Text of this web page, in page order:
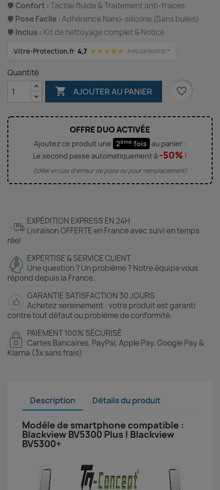
🛡️ Confort :Tactile fluide & Traitement anti-traces
🛡️ Pose Facile :Adhérence Nano-silicone (Sans bulles)
🛡️ Inclus : Kit de nettoyage complet & Notice
Vitre-Protection.fr 4,7 ★★★★★ AVIS GARANTIS™
Quantité
 AJOUTER AU PANIER favorite_border
OFFRE DUO ACTIVÉE
Ajoutez ce produit une 2ème fois au panier :
Le second passe automatiquement à -50% !
(Idéal en cas d'erreur de pose ou pour remplacement)
EXPÉDITION EXPRESS EN 24H
Livraison OFFERTE en France avec suivi en temps
réel
EXPERTISE & SERVICE CLIENT
Une question ? Un problème ? Notre équipe vous
répond depuis la France.
GARANTIE SATISFACTION 30 JOURS
Achetez sereinement : votre produit est garanti
contre tout défaut ou problème de conformité.
PAIEMENT 100% SÉCURISÉ
Cartes Bancaires, PayPal, Apple Pay, Google Pay &
Klarna (3x sans frais)
Description Détails du produit
Modèle de smartphone compatible :
Blackview BV5300 Plus | Blackview
BV5300+